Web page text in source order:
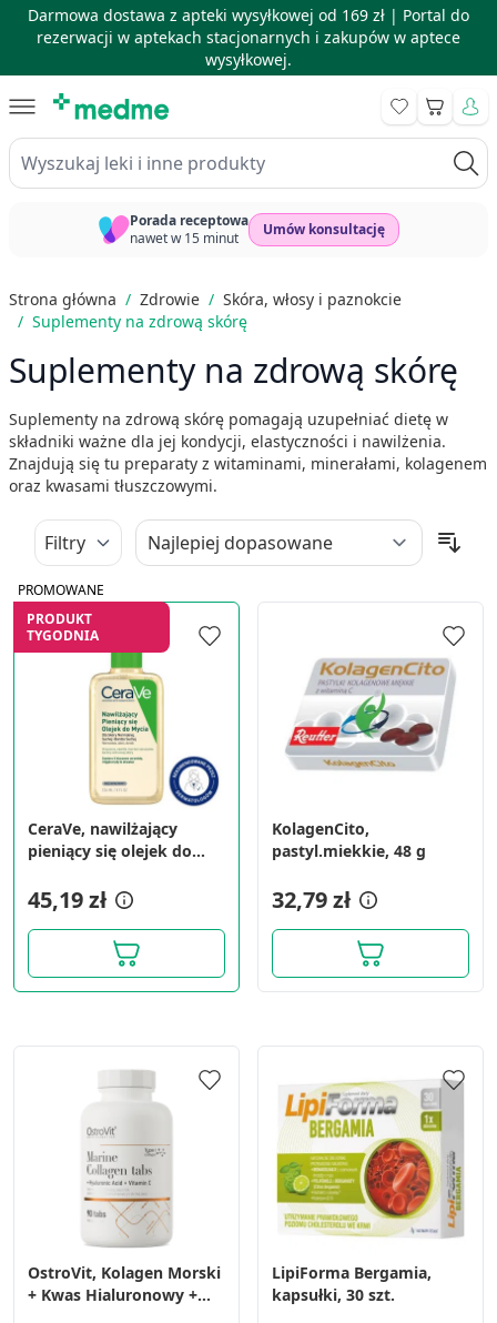
Darmowa dostawa z apteki wysyłkowej od 169 zł | Portal do
rezerwacji w aptekach stacjonarnych i zakupów w aptece
wysyłkowej.
Wyszukaj leki i inne produkty
Koszyk
Porada receptowa
nawet w 15 minut
Umów konsultację
Strona główna / Zdrowie / Skóra, włosy i paznokcie
/ Suplementy na zdrową skórę
Suplementy na zdrową skórę
Suplementy na zdrową skórę pomagają uzupełniać dietę w
składniki ważne dla jej kondycji, elastyczności i nawilżenia.
Znajdują się tu preparaty z witaminami, minerałami, kolagenem
oraz kwasami tłuszczowymi.
Filtry
PROMOWANE
PRODUKT
TYGODNIA
CeraVe, nawilżający
pieniący się olejek do
45,19 zł
KolagenCito,
pastyl.miekkie, 48 g
32,79 zł
OstroVit, Kolagen Morski
+ Kwas Hialuronowy +
LipiForma Bergamia,
kapsułki, 30 szt.